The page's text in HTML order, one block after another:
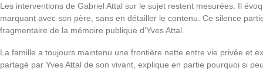
Les interventions de Gabriel Attal sur le sujet restent mesurées. Il
marquant avec son père, sans en détailler le contenu. Ce silence
fragmentaire de la mémoire publique d’Yves Attal.
La famille a toujours maintenu une frontière nette entre vie privée et
partagé par Yves Attal de son vivant, explique en partie pourquoi si